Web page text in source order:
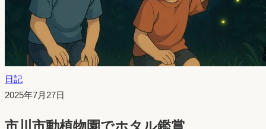
日記
投
日：
2025年7月27日